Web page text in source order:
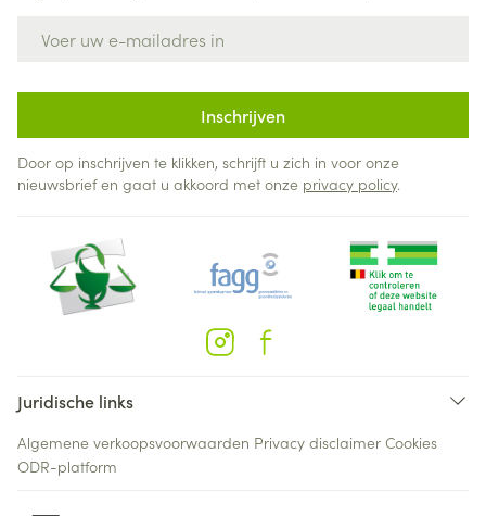
Inschrijven
Door op inschrijven te klikken, schrijft u zich in voor onze
nieuwsbrief en gaat u akkoord met onze privacy policy.
Juridische links
Algemene verkoopsvoorwaarden Privacy disclaimer Cookies
ODR-platform